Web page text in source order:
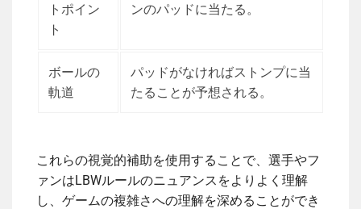
トポイン
ト
ンのパッドに当たる。
ボールの
軌道
パッドがなければストンプに当
たることが予想される。
これらの視覚的補助を使用することで、選手やフ
ァンはLBWルールのニュアンスをよりよく理解
し、ゲームの複雑さへの理解を深めることができ